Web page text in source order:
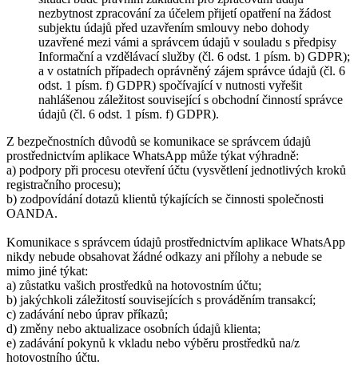
nezbytnost zpracování za účelem přijetí opatření na žádost
subjektu údajů před uzavřením smlouvy nebo dohody
uzavřené mezi vámi a správcem údajů v souladu s předpisy
Informační a vzdělávací služby (čl. 6 odst. 1 písm. b) GDPR);
a v ostatních případech oprávněný zájem správce údajů (čl. 6
odst. 1 písm. f) GDPR) spočívající v nutnosti vyřešit
nahlášenou záležitost související s obchodní činností správce
údajů (čl. 6 odst. 1 písm. f) GDPR).
Z bezpečnostních důvodů se komunikace se správcem údajů
prostřednictvím aplikace WhatsApp může týkat výhradně:
a) podpory při procesu otevření účtu (vysvětlení jednotlivých kroků
registračního procesu);
b) zodpovídání dotazů klientů týkajících se činnosti společnosti
OANDA.
Komunikace s správcem údajů prostřednictvím aplikace WhatsApp
nikdy nebude obsahovat žádné odkazy ani přílohy a nebude se
mimo jiné týkat:
a) zůstatku vašich prostředků na hotovostním účtu;
b) jakýchkoli záležitostí souvisejících s prováděním transakcí;
c) zadávání nebo úprav příkazů;
d) změny nebo aktualizace osobních údajů klienta;
e) zadávání pokynů k vkladu nebo výběru prostředků na/z
hotovostního účtu.